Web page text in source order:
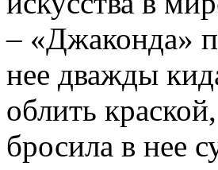
– «Джаконда»
нее дважды
облить
бросила в нее